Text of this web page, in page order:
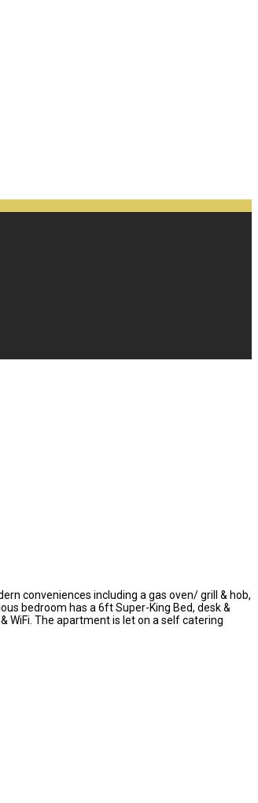
conveniences including a gas oven/ grill & hob,
bedroom has a 6ft Super-King Bed, desk &
WiFi. The apartment is let on a self catering